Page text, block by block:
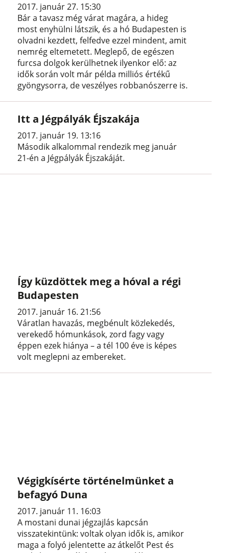
2017. január 27. 15:30
Bár a tavasz még várat magára, a hideg
most enyhülni látszik, és a hó Budapesten is
olvadni kezdett, felfedve ezzel mindent, amit
nemrég eltemetett. Meglepő, de egészen
furcsa dolgok kerülhetnek ilyenkor elő: az
idők során volt már példa milliós értékű
gyöngysorra, de veszélyes robbanószerre is.
Itt a Jégpályák Éjszakája
2017. január 19. 13:16
Második alkalommal rendezik meg január
21-én a Jégpályák Éjszakáját.
Így küzdöttek meg a hóval a régi
Budapesten
2017. január 16. 21:56
Váratlan havazás, megbénult közlekedés,
verekedő hómunkások, zord fagy vagy
éppen ezek hiánya – a tél 100 éve is képes
volt meglepni az embereket.
Végigkísérte történelmünket a
befagyó Duna
2017. január 11. 16:03
A mostani dunai jégzajlás kapcsán
visszatekintünk: voltak olyan idők is, amikor
maga a folyó jelentette az átkelőt Pest és